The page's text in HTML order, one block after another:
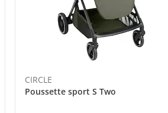
CIRCLE
Poussette sport S Two